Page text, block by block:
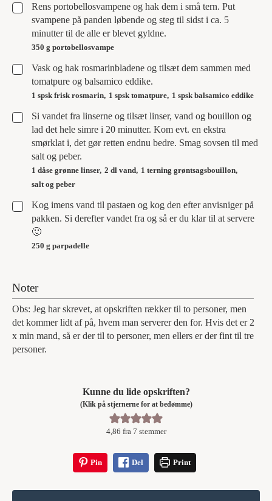
▢
Rens portobellosvampene og hak dem i små tern. Put
svampene på panden løbende og steg til sidst i ca. 5
minutter til de alle er blevet gyldne.
350 g portobellosvampe
▢
Vask og hak rosmarinbladene og tilsæt dem sammen med
tomatpure og balsamico eddike.
1 spsk frisk rosmarin, 1 spsk tomatpure, 1 spsk balsamico eddike
▢
Si vandet fra linserne og tilsæt linser, vand og bouillon og
lad det hele simre i 20 minutter. Kom evt. en ekstra
smørklat i, det gør retten endnu bedre. Smag sovsen til med
salt og peber.
1 dåse grønne linser, 2 dl vand, 1 terning grøntsagsbouillon,
salt og peber
▢
Kog imens vand til pastaen og kog den efter anvisniger på
pakken. Si derefter vandet fra og så er du klar til at servere
🙂
250 g parpadelle
Noter
Obs: Jeg har skrevet, at opskriften rækker til to personer, men
det kommer lidt af på, hvem man serverer den for. Hvis det er 2
x min mand, så er der til to personer, men ellers er der fint til tre
personer.
Kunne du lide opskriften?
(Klik på stjernerne for at bedømme)
4,86 fra 7 stemmer
Pin Del Print